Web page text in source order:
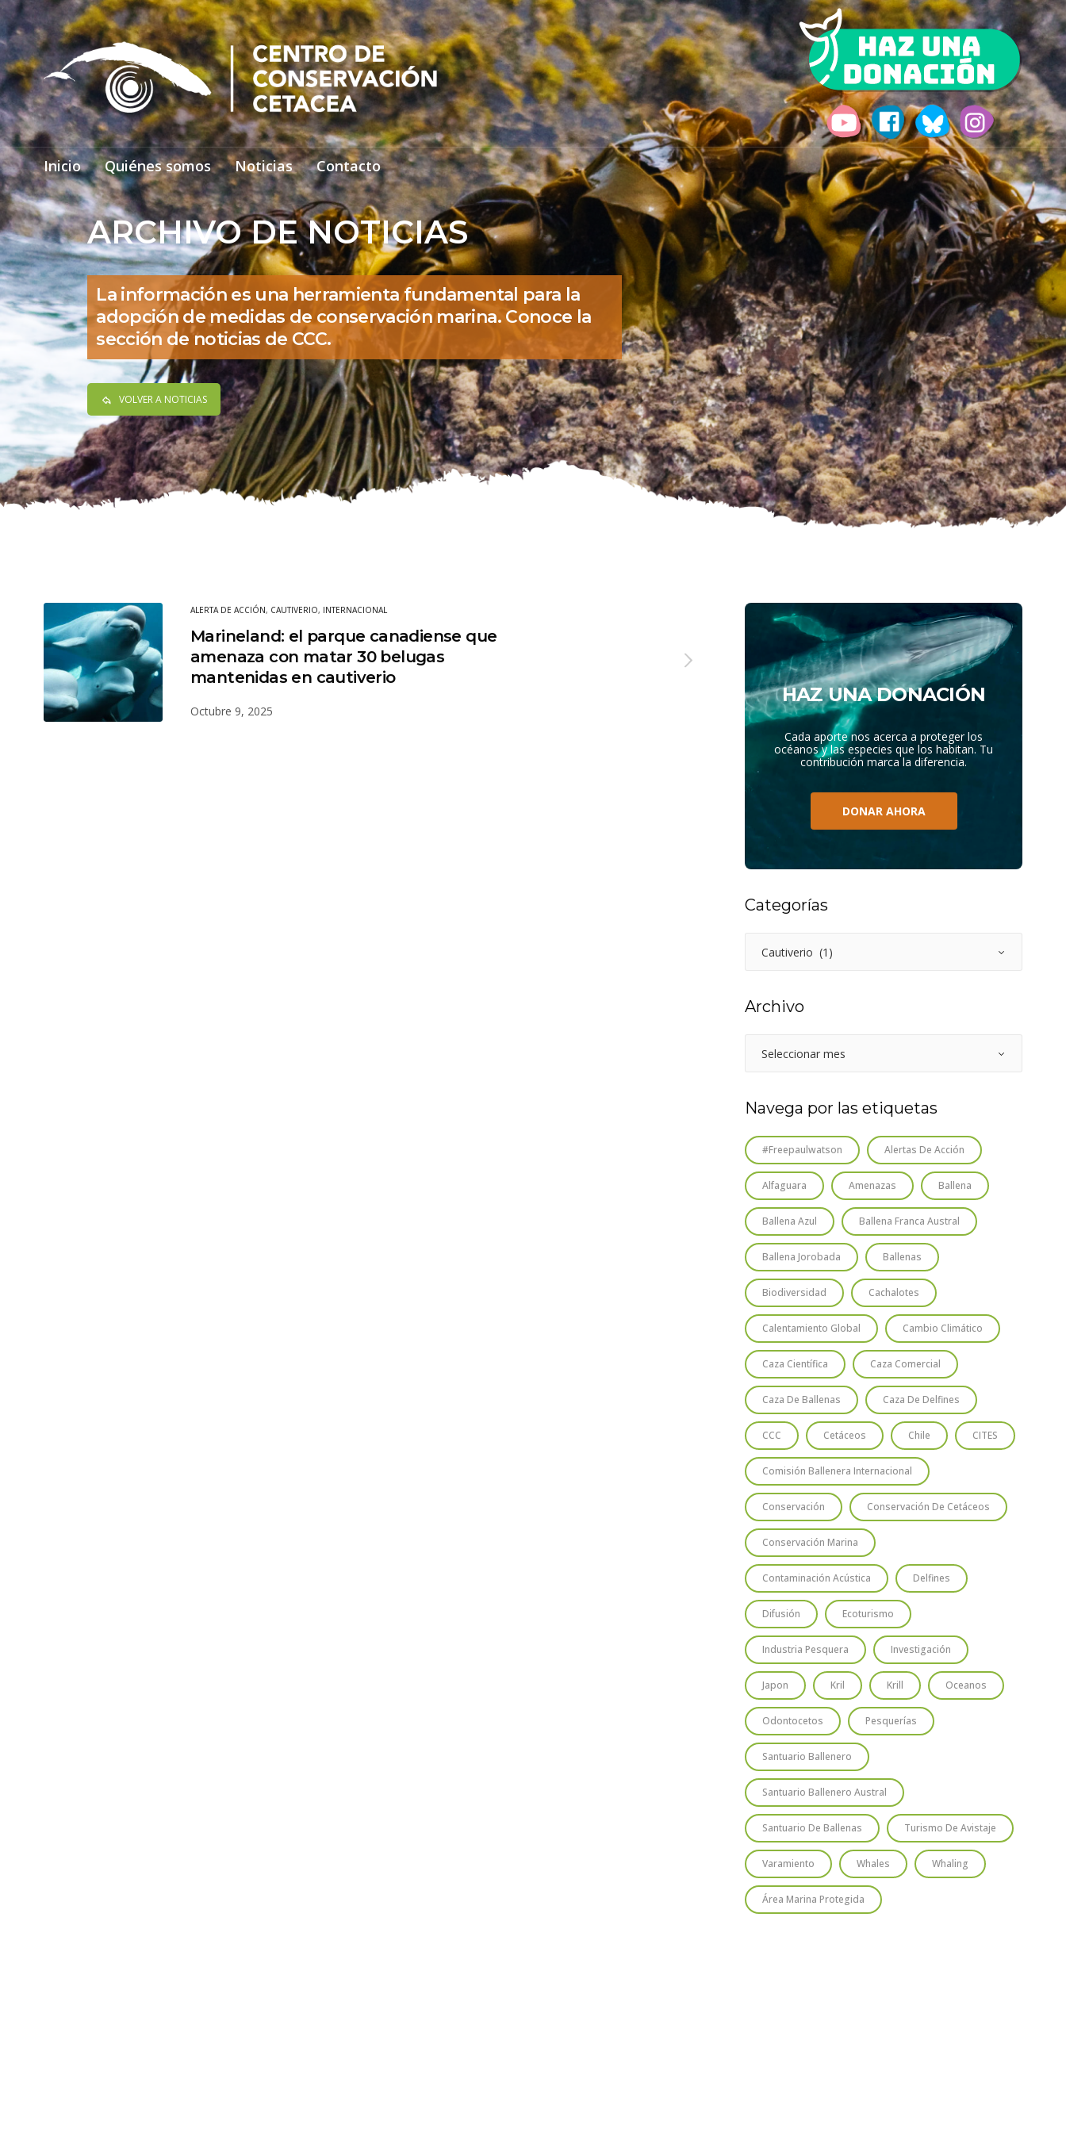
ARCHIVO DE NOTICIAS
La información es una herramienta fundamental para la
adopción de medidas de conservación marina. Conoce la
sección de noticias de CCC.
VOLVER A NOTICIAS
Inicio Quiénes somos Noticias Contacto
ALERTA DE ACCIÓN, CAUTIVERIO, INTERNACIONAL
Marineland: el parque canadiense que
amenaza con matar 30 belugas
mantenidas en cautiverio
Octubre 9, 2025
HAZ UNA DONACIÓN
Cada aporte nos acerca a proteger los
océanos y las especies que los habitan. Tu
contribución marca la diferencia.
DONAR AHORA
Categorías
Archivo
Navega por las etiquetas
#freepaulwatson Alertas De Acción
Alfaguara Amenazas Ballena
Ballena Azul Ballena Franca Austral
Ballena Jorobada Ballenas
Biodiversidad Cachalotes
Calentamiento Global Cambio Climático
Caza Científica Caza Comercial
Caza De Ballenas Caza De Delfines
CCC Cetáceos Chile CITES
Comisión Ballenera Internacional
Conservación Conservación De Cetáceos
Conservación Marina
Contaminación Acústica Delfines
Difusión Ecoturismo
Industria Pesquera Investigación
Japon Kril Krill Oceanos
Odontocetos Pesquerías
Santuario Ballenero
Santuario Ballenero Austral
Santuario De Ballenas Turismo De Avistaje
Varamiento Whales Whaling
Área Marina Protegida